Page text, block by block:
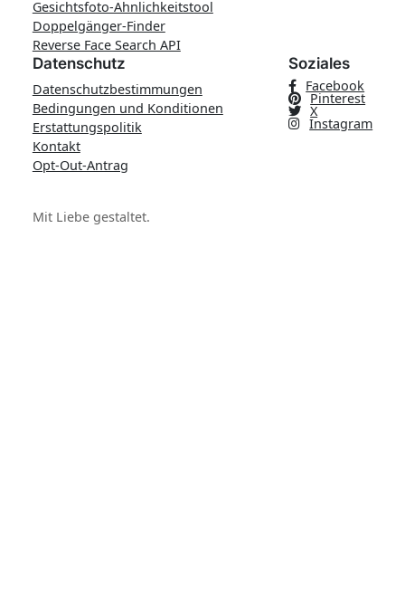
Gesichtsfoto-Ähnlichkeitstool
Doppelgänger-Finder
Reverse Face Search API
Datenschutz
Datenschutzbestimmungen
Bedingungen und Konditionen
Erstattungspolitik
Kontakt
Opt-Out-Antrag
Soziales
Facebook
Pinterest
X
Instagram
Mit Liebe gestaltet.